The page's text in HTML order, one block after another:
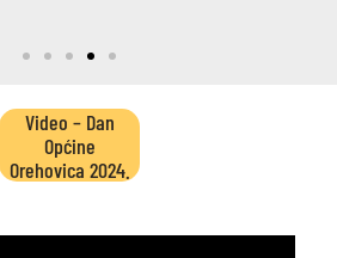
Video – Dan
Općine
Orehovica 2024.